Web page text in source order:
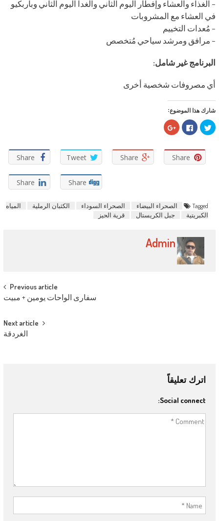
– الغذاء والعشاء وإفطار اليوم الثاني والغدا اليوم الثاني وباربكيو
في العشاء مع المشروبات
– مُعدات التخييم
– مرافق ومرشد سياحي مُتخصص
البرنامج غير شامل:
أي مصروفات شخصية أخرى
شارك هذا الموضوع:
اضغط
للمشاركة
على
(فتح
في
نافذة
جديدة)
انقر
للمشاركة
على
(فتح
في
نافذة
جديدة)
اضغط
للمشاركة
(فتح
جديدة)
Share Tweet Share Share
Share Share
Tagged الصحراء البيضاء الصحراء السوداء الكثبان الرملية
المياه
الكبريتية
جبل الكريستال قرية الحيز
Admin
Previous article
سفارى الواحات يومين + مبيت
Next article
الغردقة
اترك تعليقاً
Social connect: